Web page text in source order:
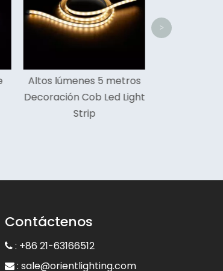
High Cri 4000k Cob Led
Light Strip para
automóviles
>
Contáctenos
 : +86 21-63166512
 : sale@orientlighting.com